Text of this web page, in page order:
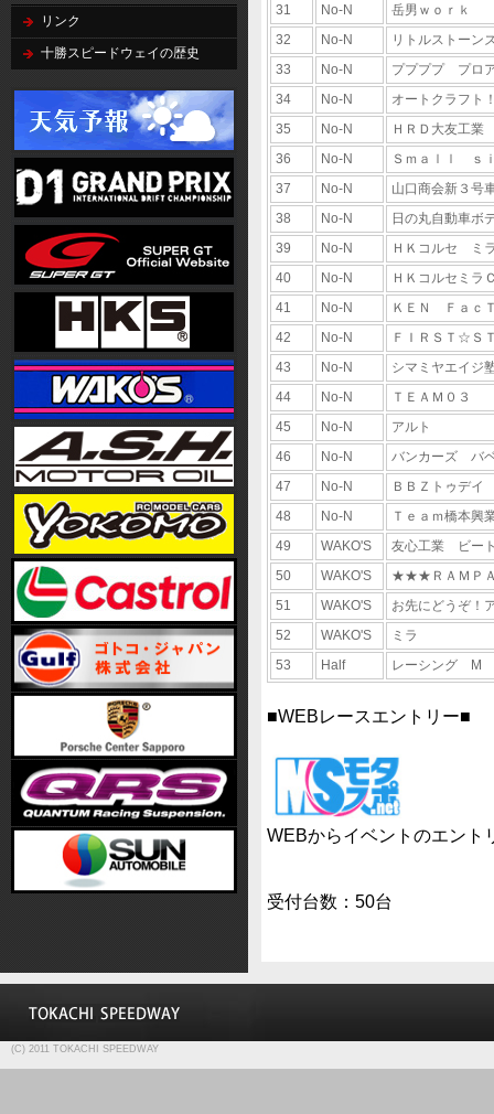
リンク
十勝スピードウェイの歴史
31
No-N
岳男ｗｏｒｋ
32
No-N
リトルストーン
33
No-N
ププププ プロ
34
No-N
オートクラフト
35
No-N
ＨＲＤ大友工業
36
No-N
Ｓｍａｌｌ ｓ
37
No-N
山口商会新３号
38
No-N
日の丸自動車
39
No-N
ＨＫコルセ ミ
40
No-N
ＨＫコルセミラ
41
No-N
ＫＥＮ Ｆａｃ
42
No-N
ＦＩＲＳＴ☆Ｓ
43
No-N
シマミヤエイジ
44
No-N
ＴＥＡＭ０３
45
No-N
アルト
46
No-N
バンカーズ バ
47
No-N
ＢＢＺトゥデイ
48
No-N
Ｔｅａｍ橋本興
49
WAKO'S
友心工業 ビー
50
WAKO'S
★★★ＲＡＭＰ
51
WAKO'S
お先にどうぞ！
52
WAKO'S
ミラ
53
Half レーシング M
■WEBレースエントリー■
WEBからイベントのエント
受付台数：50台
(C) 2011 TOKACHI SPEEDWAY